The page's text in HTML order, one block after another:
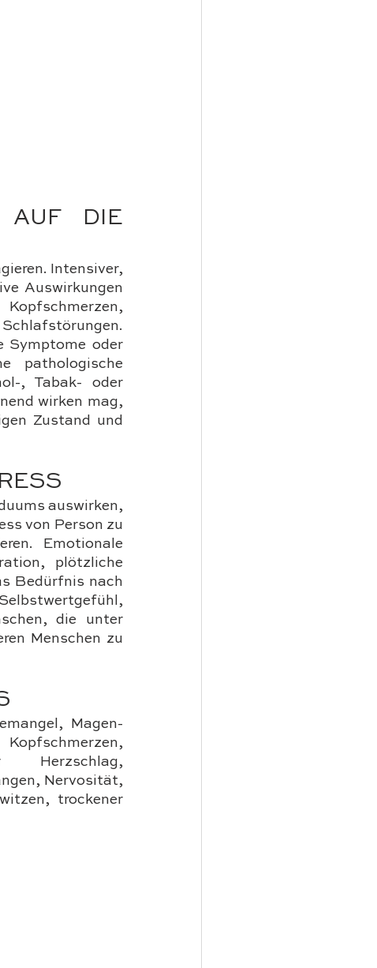
AUF DIE
Intensiver,
Auswirkungen
Symptome oder
pathologische
, Tabak- oder
wirken mag,
Zustand und
auswirken,
von Person zu
Emotionale
plötzliche
Bedürfnis nach
die unter
Menschen zu
Magen-
Herzschlag,
Nervosität,
trockener